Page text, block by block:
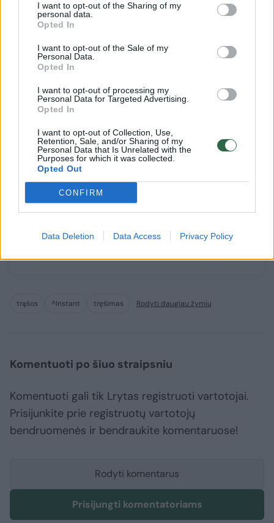
I want to opt-out of the Sharing of my
personal data.
Opted In
I want to opt-out of the Sale of my
Personal Data.
Opted In
I want to opt-out of processing my
Personal Data for Targeted Advertising.
Opted In
I want to opt-out of Collection, Use,
Retention, Sale, and/or Sharing of my
Personal Data that Is Unrelated with the
Purposes for which it was collected.
Opted Out
CONFIRM
Data Deletion Data Access Privacy Policy
Susiję straipsniai
Gamtos išdaigos: lapkritį
žaliuoja bulvės, žydi žirniai,
trąšos ^Instant tręšimas Rodyti daugiau žymių
Komentuoti po šiuo straipsniu
Komentuoti gali tik Lrytas registruoti vartotojai.
Prisijunkite prie registruotų vartotojų
bendruomenės ir bendraukite komentaruose!
Rodyti komentarus
Prisijungti komentatoriams